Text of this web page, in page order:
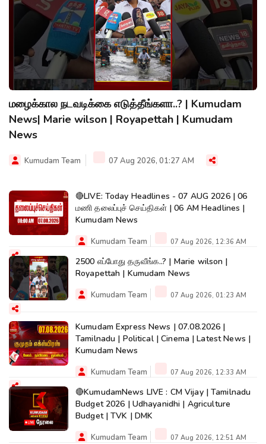
மழைக்கால நடவடிக்கை எடுத்தீங்களா..? | Kumudam
News| Marie wilson | Royapettah | Kumudam
News
Kumudam Team 07 Aug 2026, 01:27 AM
🔴LIVE: Today Headlines - 07 AUG 2026 | 06
மணி தலைப்புச் செய்திகள் | 06 AM Headlines |
Kumudam News
Kumudam Team 07 Aug 2026, 12:36 AM
2500 எப்போது தருவீங்க..? | Marie wilson |
Royapettah | Kumudam News
Kumudam Team 07 Aug 2026, 01:23 AM
Kumudam Express News | 07.08.2026 |
Tamilnadu | Political | Cinema | Latest News |
Kumudam News
Kumudam Team 07 Aug 2026, 12:33 AM
🔴KumudamNews LIVE : CM Vijay | Tamilnadu
Budget 2026 | Udhayanidhi | Agriculture
Budget | TVK | DMK
Kumudam Team 07 Aug 2026, 12:51 AM